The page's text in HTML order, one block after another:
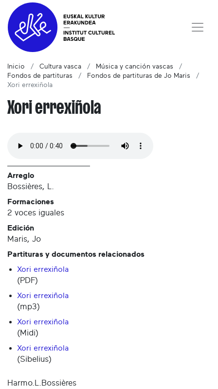
Inicio Cultura vasca
Música y canción vascas
Fondos de partituras
Fondos de partituras de Jo Maris
Xori errexiñola
Xori errexiñola
Arreglo
Bossières, L.
Formaciones
2 voces iguales
Edición
Maris, Jo
Partituras y documentos relacionados
Xori errexiñola
(PDF)
Xori errexiñola
(mp3)
Xori errexiñola
(Midi)
Xori errexiñola
(Sibelius)
Harmo.L.Bossières